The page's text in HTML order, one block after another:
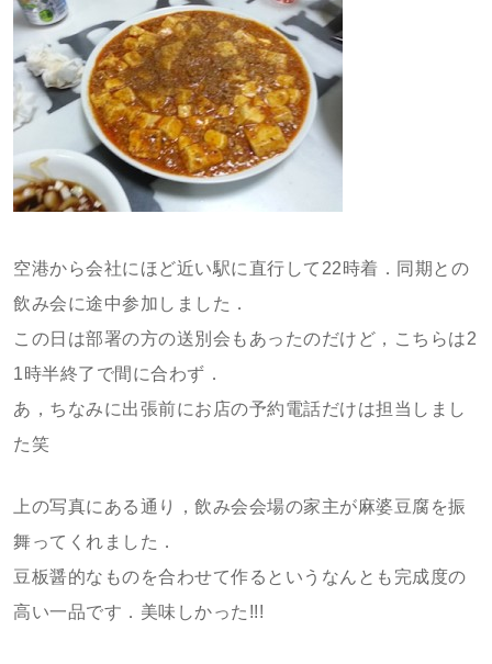
空港から会社にほど近い駅に直行して22時着．同期との
飲み会に途中参加しました．
この日は部署の方の送別会もあったのだけど，こちらは2
1時半終了で間に合わず．
あ，ちなみに出張前にお店の予約電話だけは担当しまし
た笑
上の写真にある通り，飲み会会場の家主が麻婆豆腐を振
舞ってくれました．
豆板醤的なものを合わせて作るというなんとも完成度の
高い一品です．美味しかった!!!